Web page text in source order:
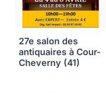
27e salon des
antiquaires à Cour-
Cheverny (41)